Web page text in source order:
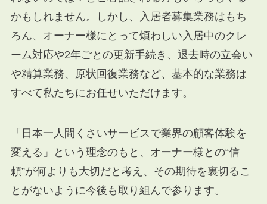
かもしれません。しかし、入居者募集業務はもち
ろん、オーナー様にとって煩わしい入居中のクレ
ーム対応や2年ごとの更新手続き、退去時の立会い
や精算業務、原状回復業務など、基本的な業務は
すべて私たちにお任せいただけます。
「日本一人間くさいサービスで業界の顧客体験を
変える」という理念のもと、オーナー様との“信
頼”が何よりも大切だと考え、その期待を裏切るこ
とがないように今後も取り組んで参ります。